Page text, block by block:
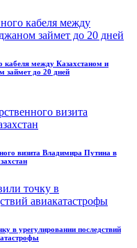
кабеля между Казахстаном и
займет до 20 дней
визита Владимира Путина в
в урегулировании последствий